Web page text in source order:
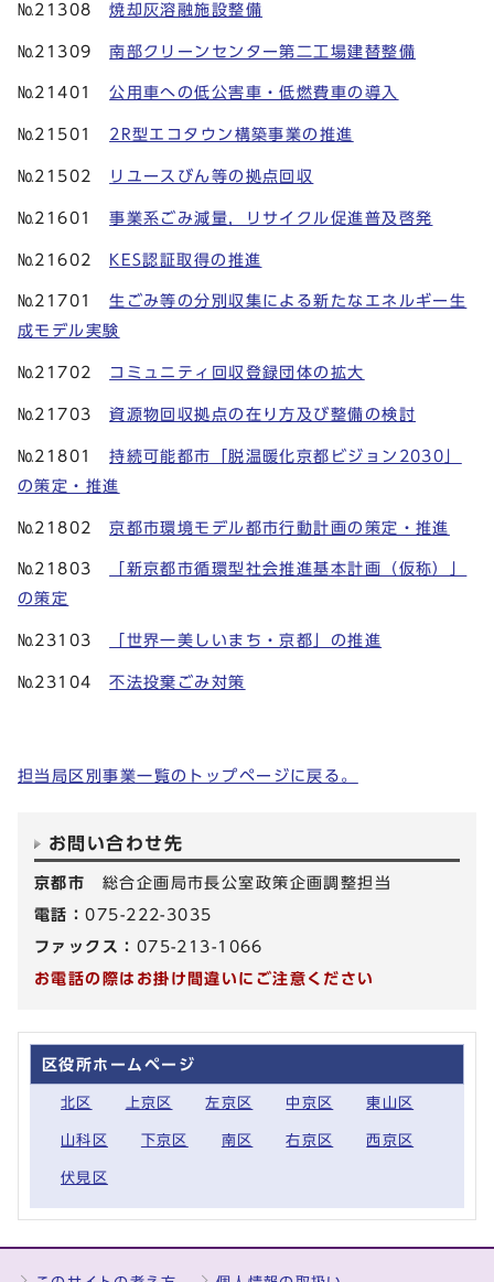
№21308焼却灰溶融施設整備
№21309南部クリーンセンター第二工場建替整備
№21401公用車への低公害車・低燃費車の導入
№21501 2R型エコタウン構築事業の推進
№21502 リユースびん等の拠点回収
№21601事業系ごみ減量，リサイクル促進普及啓発
№21602 KES認証取得の推進
№21701生ごみ等の分別収集による新たなエネルギー生
成モデル実験
№21702 コミュニティ回収登録団体の拡大
№21703資源物回収拠点の在り方及び整備の検討
№21801持続可能都市「脱温暖化京都ビジョン2030」
の策定・推進
№21802京都市環境モデル都市行動計画の策定・推進
№21803
「新京都市循環型社会推進基本計画（仮称）」
の策定
№23103 「世界一美しいまち・京都」の推進
№23104不法投棄ごみ対策
担当局区別事業一覧のトップページに戻る。
お問い合わせ先
京都市 総合企画局市長公室政策企画調整担当
電話：075-222-3035
ファックス： 075-213-1066
お電話の際はお掛け間違いにご注意ください
区役所ホームページ
北区 上京区 左京区 中京区 東山区
山科区 下京区 南区 右京区 西京区
伏見区